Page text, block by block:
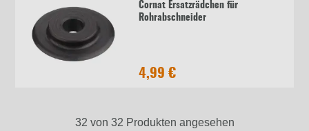
Cornat Ersatzrädchen für
Rohrabschneider
4,99 €
32 von 32 Produkten angesehen